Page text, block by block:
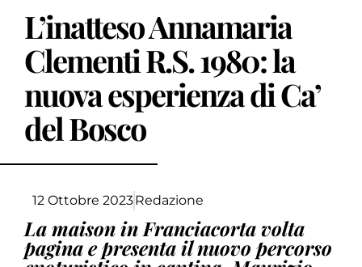
L’inatteso Annamaria
Clementi R.S. 1980: la
nuova esperienza di Ca’
del Bosco
12 Ottobre 2023Redazione
La maison in Franciacorta volta
pagina e presenta il nuovo percorso